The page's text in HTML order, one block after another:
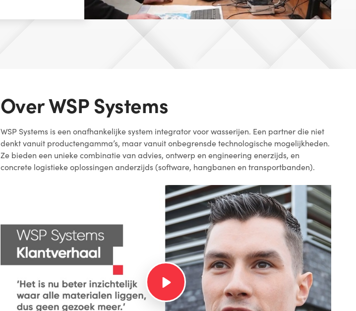
Over WSP Systems
WSP Systems is een onafhankelijke system integrator voor wasserijen. Een partner die niet
denkt vanuit productengamma’s, maar vanuit onbegrensde technologische mogelijkheden.
Ze bieden een unieke combinatie van advies, ontwerp en engineering enerzijds, en
concrete logistieke oplossingen anderzijds (software, hangbanen en transportbanden).